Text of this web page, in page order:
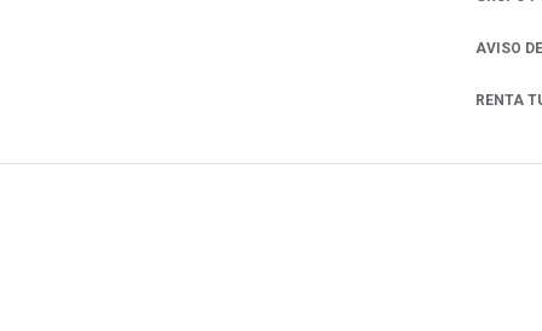
AVISO
RENTA
OPENS